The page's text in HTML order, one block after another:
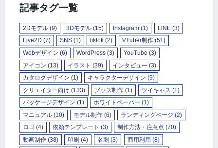
記事タグ一覧
2Dモデル (9) 3Dモデル (15) Instagram (1) LINE(3)
Live2D (7) SNS (1) tiktok (2) VTuber制作(51)
Webデザイン (6) WordPress (3) YouTube (3)
アイコン (13) イラスト (39) インタビュー (3)
カタログデザイン (1) キャラクターデザイン (9)
クリエイター向け (133) グッズ制作 (1) ツイキャス (1)
パッケージデザイン (1) ホワイトペーパー (1)
マニュアル (10) モデル制作 (6) ランディングページ (2)
ロゴ (4) 依頼テンプレート (3) 制作方法・注意点 (70)
動画制作 (38) 印刷 (4) 名刺 (3) 商用利用 (8)